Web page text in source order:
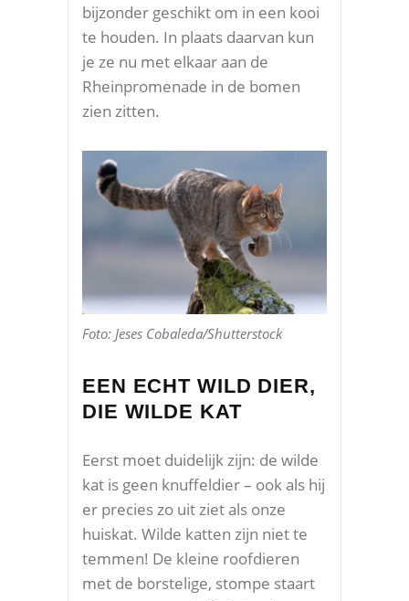
bijzonder geschikt om in een kooi
te houden. In plaats daarvan kun
je ze nu met elkaar aan de
Rheinpromenade in de bomen
zien zitten.
Foto: Jeses Cobaleda/Shutterstock
EEN ECHT WILD DIER,
DIE WILDE KAT
Eerst moet duidelijk zijn: de wilde
kat is geen knuffeldier – ook als hij
er precies zo uit ziet als onze
huiskat. Wilde katten zijn niet te
temmen! De kleine roofdieren
met de borstelige, stompe staart